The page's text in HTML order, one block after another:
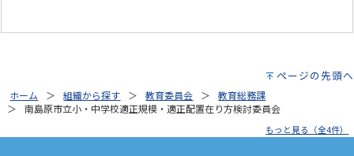
ページの先頭へ
ホーム 組織から探す 教育委員会
教育総務課
南島原市立小・中学校適正規模・適正配置在り方検討委員会
もっと見る（全4件）